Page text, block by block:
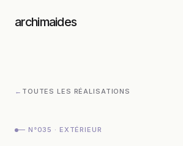
archimaides
← TOUTES LES RÉALISATIONS
— N°035 · EXTÉRIEUR